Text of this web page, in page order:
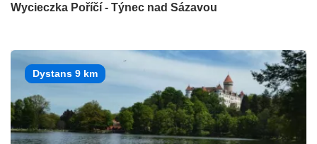
Wycieczka Poříčí - Týnec nad Sázavou
Dystans 9 km